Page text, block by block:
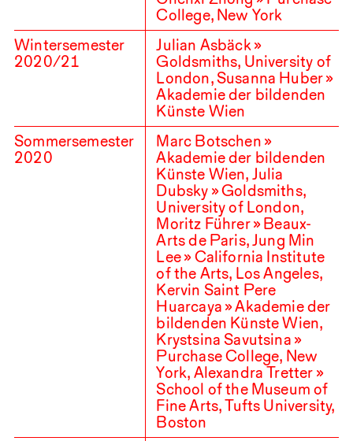
College, New York
Wintersemester
2020/21
Julian Asbäck »
Goldsmiths, University of
London, Susanna Huber »
Akademie der bildenden
Künste Wien
Sommersemester
2020
Marc Botschen »
Akademie der bildenden
Künste Wien, Julia
Dubsky » Goldsmiths,
University of London,
Moritz Führer » Beaux-
Arts de Paris, Jung Min
Lee » California Institute
of the Arts, Los Angeles,
Kervin Saint Pere
Huarcaya » Akademie der
bildenden Künste Wien,
Krystsina Savutsina »
Purchase College, New
York, Alexandra Tretter »
School of the Museum of
Fine Arts, Tufts University,
Boston